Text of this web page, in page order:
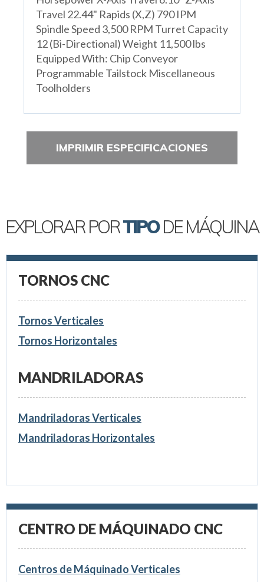
Travel 22.44" Rapids (X,Z) 790 IPM
Spindle Speed 3,500 RPM Turret Capacity
12 (Bi-Directional) Weight 11,500 lbs
Equipped With: Chip Conveyor
Programmable Tailstock Miscellaneous
Toolholders
IMPRIMIR ESPECIFICACIONES
EXPLORAR PORTIPODE MÁQUINA
TORNOS CNC
Tornos Verticales
Tornos Horizontales
MANDRILADORAS
Mandriladoras Verticales
Mandriladoras Horizontales
CENTRO DE MÁQUINADO CNC
Centros de Máquinado Verticales